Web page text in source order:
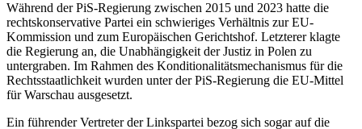
Während der PiS-Regierung zwischen 2015 und 2023 hatte die
rechtskonservative Partei ein schwieriges Verhältnis zur EU-
Kommission und zum Europäischen Gerichtshof. Letzterer klagte
die Regierung an, die Unabhängigkeit der Justiz in Polen zu
untergraben. Im Rahmen des Konditionalitätsmechanismus für die
Rechtsstaatlichkeit wurden unter der PiS-Regierung die EU-Mittel
für Warschau ausgesetzt.
Ein führender Vertreter der Linkspartei bezog sich sogar auf die